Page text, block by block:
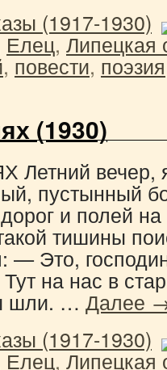
(1917-1930)
Елец,Липецкая
,повести,поэзия
(1930)
вечер,
пустынный
и полей
тишины
— Это,
на нас в
шли. … Далее
(1917-1930)
Елец,Липецкая